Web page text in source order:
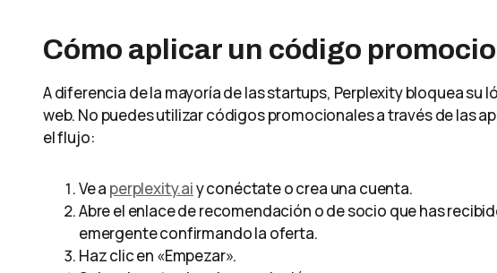
Cómo aplicar un código
A diferencia de la mayoría de las startups, Perplexity bloquea su
web. No puedes utilizar códigos promocionales a través de las
el flujo:
Ve a perplexity.aiy conéctate o crea una cuenta.
Abre el enlace de recomendación o de socio que has
emergente confirmando la oferta.
Haz clic en «Empezar».